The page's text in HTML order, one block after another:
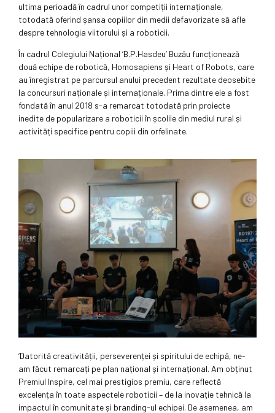
ultima perioadă în cadrul unor competiții internaționale,
totodată oferind șansa copiilor din medii defavorizate să afle
despre tehnologia viitorului și a roboticii.
În cadrul Colegiului Național ‘B.P.Hasdeu’ Buzău funcționează
două echipe de robotică, Homosapiens și Heart of Robots, care
au înregistrat pe parcursul anului precedent rezultate deosebite
la concursuri naționale și internaționale. Prima dintre ele a fost
fondată în anul 2018 s-a remarcat totodată prin proiecte
inedite de popularizare a roboticii în școlile din mediul rural și
activități specifice pentru copiii din orfelinate.
‘Datorită creativității, perseverenței și spiritului de echipă, ne-
am făcut remarcați pe plan național și internațional. Am obținut
Premiul Inspire, cel mai prestigios premiu, care reflectă
excelența în toate aspectele roboticii – de la inovație tehnică la
impactul în comunitate și branding-ul echipei. De asemenea, am